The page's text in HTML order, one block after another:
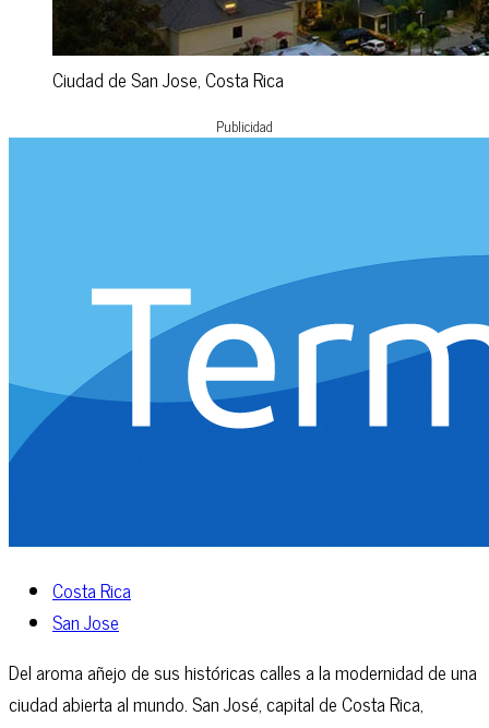
Ciudad de San Jose, Costa Rica
Publicidad
Costa Rica
San Jose
Del aroma añejo de sus históricas calles a la modernidad de una
ciudad abierta al mundo. San José, capital de Costa Rica,